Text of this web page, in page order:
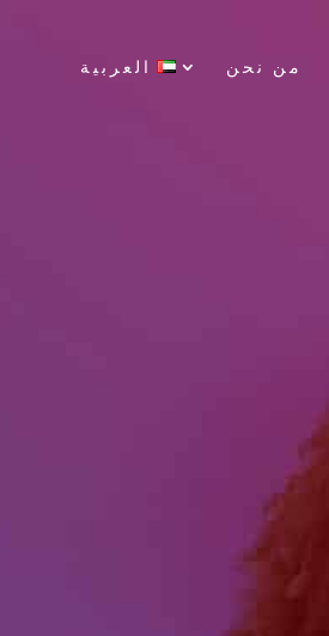
من نحن العربية